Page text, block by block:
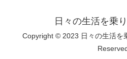
日々の生活を乗
Copyright © 2023 日々の生活を